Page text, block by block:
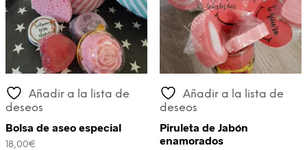
Añadir a la lista de
deseos
Bolsa de aseo especial
18,00€
Añadir a la lista de
deseos
Piruleta de Jabón
enamorados